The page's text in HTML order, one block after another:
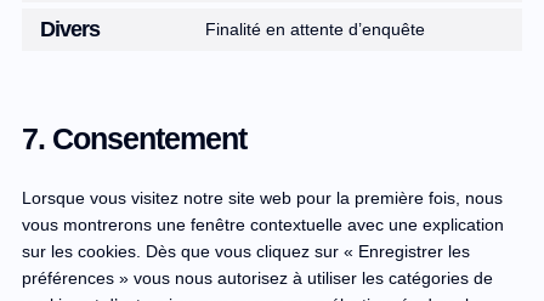
Divers Finalité en attente d’enquête
7. Consentement
Lorsque vous visitez notre site web pour la première fois, nous
vous montrerons une fenêtre contextuelle avec une explication
sur les cookies. Dès que vous cliquez sur « Enregistrer les
préférences » vous nous autorisez à utiliser les catégories de